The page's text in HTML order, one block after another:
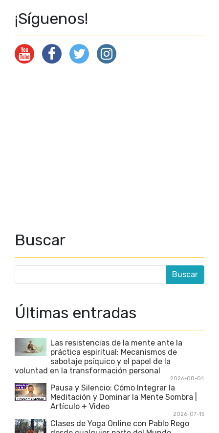
¡Síguenos!
Buscar
Últimas entradas
Las resistencias de la mente ante la
práctica espiritual: Mecanismos de
sabotaje psíquico y el papel de la
voluntad en la transformación personal
2026-08-04
Pausa y Silencio: Cómo Integrar la
Meditación y Dominar la Mente Sombra |
Artículo + Video
2026-07-15
Clases de Yoga Online con Pablo Rego